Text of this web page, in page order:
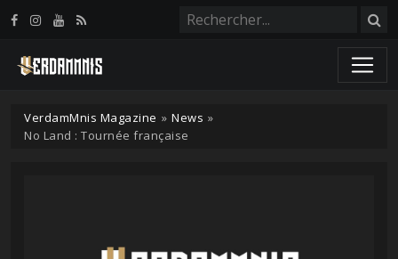
VerdamMnis Magazine » News »
No Land : Tournée française
Panneau de gestion des cookies